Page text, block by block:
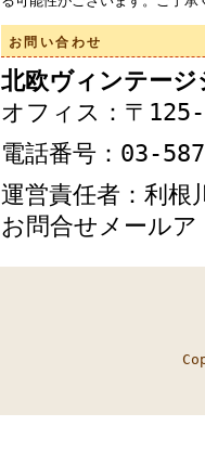
お問い合わせ
北欧ヴィンテー
オフィス：〒
電話番号：03-
運営責任者：利
お問合せメールア